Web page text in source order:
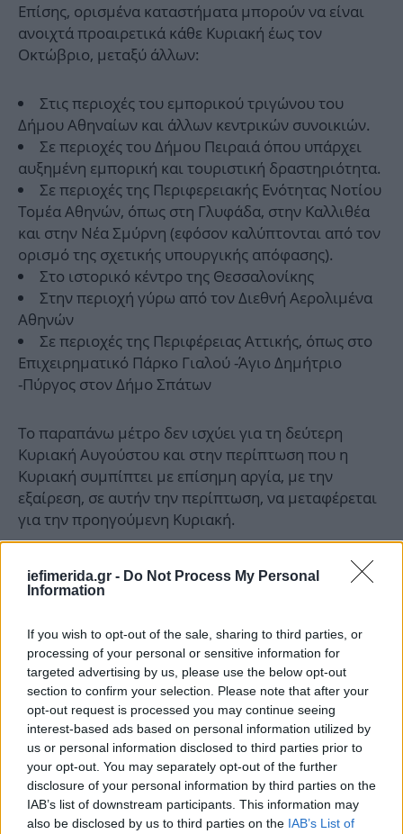
iefimerida.gr - Do Not Process My Personal
Information
If you wish to opt-out of the sale, sharing to third parties, or
processing of your personal or sensitive information for
targeted advertising by us, please use the below opt-out
section to confirm your selection. Please note that after your
opt-out request is processed you may continue seeing
interest-based ads based on personal information utilized by
us or personal information disclosed to third parties prior to
your opt-out. You may separately opt-out of the further
disclosure of your personal information by third parties on the
IAB’s list of downstream participants. This information may
also be disclosed by us to third parties on the IAB’s List of
Επίσης, ορισμένα καταστήματα μπορούν να είναι
ανοιχτά προαιρετικά κάθε Κυριακή έως τον
Οκτώβριο, μεταξύ άλλων:
Στις περιοχές του εμπορικού τριγώνου του
Δήμου Αθηναίων και άλλων κεντρικών συνοικιών.
Σε περιοχές του Δήμου Πειραιά όπου υπάρχει
αυξημένη εμπορική και τουριστική δραστηριότητα.
Σε περιοχές της Περιφερειακής Ενότητας Νοτίου
Τομέα Αθηνών, όπως στη Γλυφάδα, στην Καλλιθέα
και στην Νέα Σμύρνη (εφόσον καλύπτονται από τον
ορισμό της σχετικής υπουργικής απόφασης).
Στο ιστορικό κέντρο της Θεσσαλονίκης
Στην περιοχή γύρω από τον Διεθνή Αερολιμένα
Αθηνών
Σε περιοχές της Περιφέρειας Αττικής, όπως στο
Επιχειρηματικό Πάρκο Γιαλού -Άγιο Δημήτριο
-Πύργος στον Δήμο Σπάτων
Το παραπάνω μέτρο δεν ισχύει για τη δεύτερη
Κυριακή Αυγούστου και στην περίπτωση που η
Κυριακή συμπίπτει με επίσημη αργία, με την
εξαίρεση, σε αυτήν την περίπτωση, να μεταφέρεται
για την προηγούμενη Κυριακή.
Υπενθυμίζεται ότι, κατά τη διάρκεια των
εκπτώσεων, οι καταστηματάρχες υποχρεούνται να
μειωμένη τιμή των προϊόντων, ώστε να
διευκολύνουν τους καταναλωτές.
ΟΛΕΣ ΟΙ ΕΙΔΗΣΕΙΣ
Ο ισραηλινός στρατός κατέλαβε το πλοίο Madleen που
πήγαινε στη Γάζα -«Το σόου τελείωσε», ανακοίνωσε το
ΥΠΕΞ
Ξέσπασε ο Αταμάν στη συνέντευξη Τύπου: «Έχω
ενημερώσει τον Τούρκο πρέσβη για τον ρατσισμό κατά